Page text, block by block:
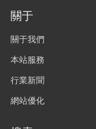
關于
關于我們
本站服務
行業新聞
網站優化